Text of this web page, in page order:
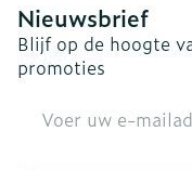
Nieuwsbrief
Blijf op de hoogte
promoties